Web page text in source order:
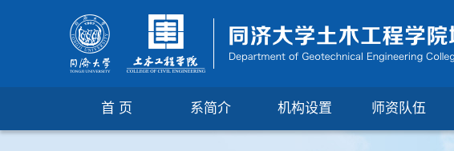
首 页 系简介 机构设置 师资队伍